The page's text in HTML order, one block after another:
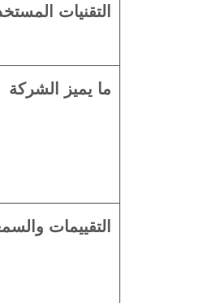
التقنيات
ما يميز الشركة
التقييمات